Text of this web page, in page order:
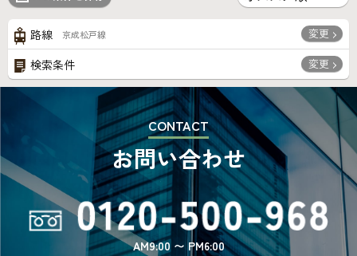
路線 京成松戸線 変更
検索条件 変更
CONTACT
お問い合わせ
AM9:00 〜 PM6:00